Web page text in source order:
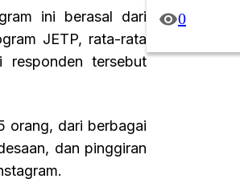
ini berasal dari
JETP, rata-rata
responden tersebut
orang, dari berbagai
dan pinggiran
Pekerja
0